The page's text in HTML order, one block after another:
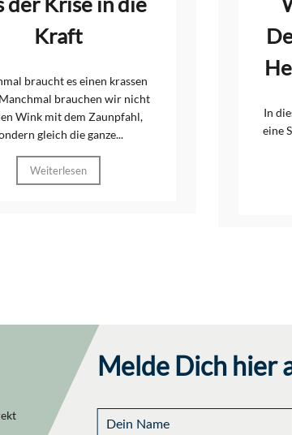
Kraft
braucht es einen krassen
brauchen wir nicht
Wink mit dem Zaunpfahl,
gleich die ganze...
Weiterlesen
In
eine
Melde Dich hier